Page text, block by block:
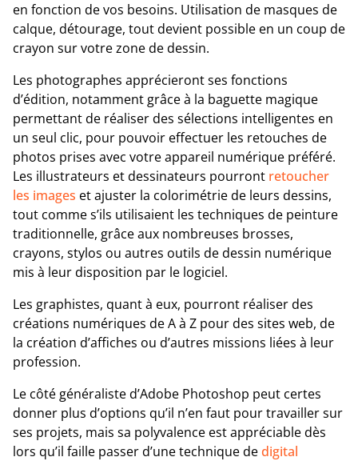
en fonction de vos besoins. Utilisation de masques de
calque, détourage, tout devient possible en un coup de
crayon sur votre zone de dessin.
Les photographes apprécieront ses fonctions
d’édition, notamment grâce à la baguette magique
permettant de réaliser des sélections intelligentes en
un seul clic, pour pouvoir effectuer les retouches de
photos prises avec votre appareil numérique préféré.
Les illustrateurs et dessinateurs pourront retoucher
les images et ajuster la colorimétrie de leurs dessins,
tout comme s’ils utilisaient les techniques de peinture
traditionnelle, grâce aux nombreuses brosses,
crayons, stylos ou autres outils de dessin numérique
mis à leur disposition par le logiciel.
Les graphistes, quant à eux, pourront réaliser des
créations numériques de A à Z pour des sites web, de
la création d’affiches ou d’autres missions liées à leur
profession.
Le côté généraliste d’Adobe Photoshop peut certes
donner plus d’options qu’il n’en faut pour travailler sur
ses projets, mais sa polyvalence est appréciable dès
lors qu’il faille passer d’une technique dedigital